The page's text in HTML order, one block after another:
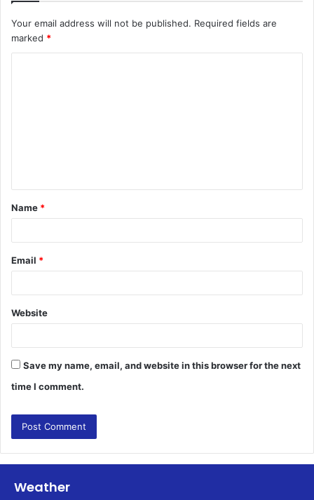
Your email address will not be published. Required fields are
marked *
t
*
Name *
Email *
Website
Save my name, email, and website in this browser for the next
time I comment.
Weather